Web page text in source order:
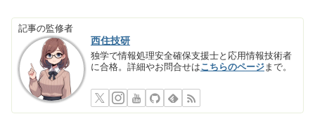
記事の監修者
西住技研
独学で情報処理安全確保支援士と応用情報技術者
に合格。詳細やお問合せはこちらのページまで。